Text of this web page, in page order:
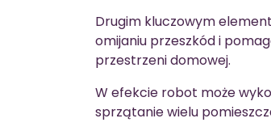
Drugim kluczowym
omijaniu przeszkód i
przestrzeni domowej.
W efekcie robot może
sprzątanie wielu